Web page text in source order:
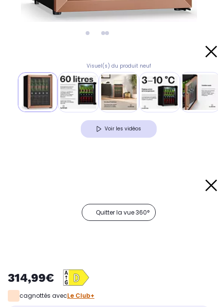
Visuel(s) du produit neuf
Voir les vidéos
Quitter la vue 360°
314,99€
cagnottés avecLe Club+